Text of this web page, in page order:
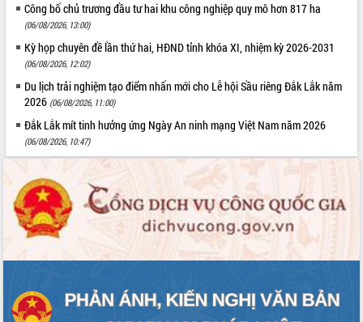
Công bố chủ trương đầu tư hai khu công nghiệp quy mô hơn 817 ha
(06/08/2026, 13:00)
Kỳ họp chuyên đề lần thứ hai, HĐND tỉnh khóa XI, nhiệm kỳ 2026-2031
(06/08/2026, 12:02)
Du lịch trải nghiệm tạo điểm nhấn mới cho Lễ hội Sầu riêng Đắk Lắk năm
2026 (06/08/2026, 11:00)
Đắk Lắk mít tinh hưởng ứng Ngày An ninh mạng Việt Nam năm 2026
(06/08/2026, 10:47)